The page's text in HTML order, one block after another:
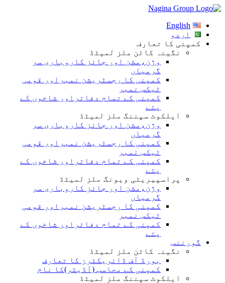
Skip
content
English
اردو
کمپنی کا تعارف
نگینہ کاٹن ملز لمیٹڈ
وژن،مشن اور جائز کاروباری سر
گرمیاں
کمپنی کا رجسٹریشن نمبراور قومی
ٹیکس نمبر
کمپنی کے تمام دفاتراور شاخوں کے
پتے
ایلکوٹ سپننگ ملز لمیٹڈ
وژن،مشن اور جائز کاروباری سر
گرمیاں
کمپنی کا رجسٹریشن نمبراور قومی
ٹیکس نمبر
کمپنی کے تمام دفاتراور شاخوں کے
پتے
پراسپیریٹی ویونگ ملز لمیٹڈ
وژن،مشن اور جائز کاروباری سر
گرمیاں
کمپنی کا رجسٹریشن نمبراور قومی
ٹیکس نمبر
کمپنی کے تمام دفاتراور شاخوں کے
پتے
گورننس
نگینہ کاٹن ملز لمیٹڈ
بورڈ آف ڈائریکٹرز کا تعارف
کمپنی کے محاسب (آڈیٹر)کا نام
ایلکوٹ سپننگ ملز لمیٹڈ